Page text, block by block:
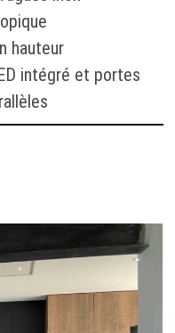
hauteur
intégré et portes